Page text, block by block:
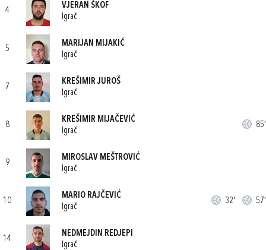
4
VJERAN ŠKOF
Igrač
5
MARIJAN MIJAKIĆ
Igrač
7
KREŠIMIR JUROŠ
Igrač
8
KREŠIMIR MIJAČEVIĆ
Igrač
85'
9
MIROSLAV MEŠTROVIĆ
Igrač
10
MARIO RAJČEVIĆ
Igrač
32' 57'
14
NEDMEJDIN REDJEPI
Igrač